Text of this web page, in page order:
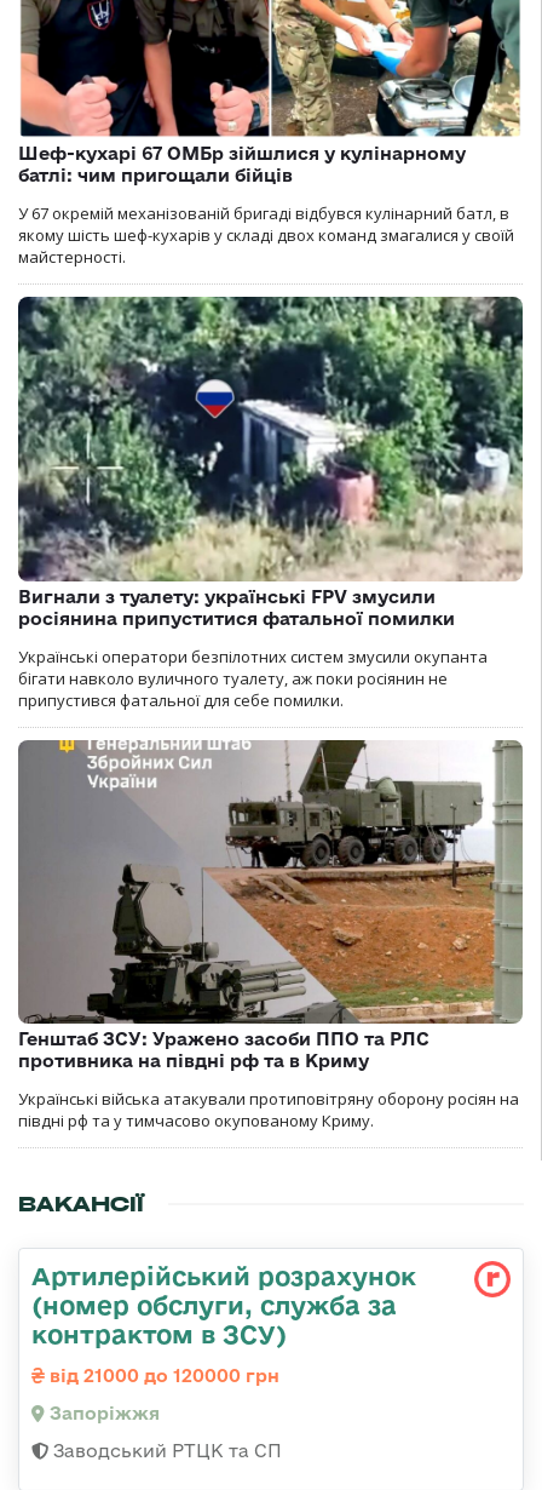
Шеф-кухарі 67 ОМБр зійшлися у кулінарному
батлі: чим пригощали бійців
У 67 окремій механізованій бригаді відбувся кулінарний батл, в
якому шість шеф-кухарів у складі двох команд змагалися у своїй
майстерності.
Вигнали з туалету: українські FPV змусили
росіянина припуститися фатальної помилки
Українські оператори безпілотних систем змусили окупанта
бігати навколо вуличного туалету, аж поки росіянин не
припустився фатальної для себе помилки.
Генштаб ЗСУ: Уражено засоби ППО та РЛС
противника на півдні рф та в Криму
Українські війська атакували протиповітряну оборону росіян на
півдні рф та у тимчасово окупованому Криму.
ВАКАНСІЇ
Артилерійський розрахунок
(номер обслуги, служба за
контрактом в ЗСУ)
від 21000 до 120000 грн
Запоріжжя
Заводський РТЦК та СП